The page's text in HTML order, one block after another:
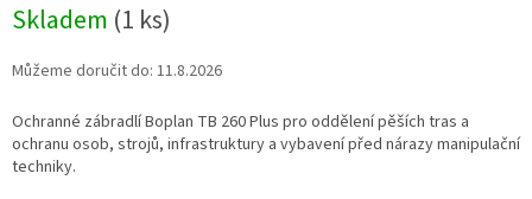
5
cena:
Skladem (1 ks)
Můžeme doručit do: 11.8.2026
Ochranné zábradlí Boplan TB 260 Plus pro oddělení pěších tras a
ochranu osob, strojů, infrastruktury a vybavení před nárazy manipulační
techniky.